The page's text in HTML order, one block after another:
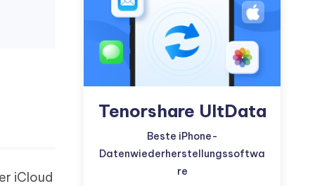
iCloud
Tenorshare UltData
Beste iPhone-
Datenwiederherstellungssoftwa
re